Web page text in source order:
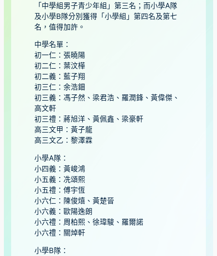
「中學組男子青少年組」第三名；而小學A隊
及小學B隊分別獲得「小學組」第四名及第七
名，值得加許。
中學名單：
初一仁：張曉陽
初二仁：葉汶樺
初二義：藍子翔
初三仁：余浩鈿
初三義：馮子然、梁君浩、羅潤鋒、黃偉傑、
高文軒
初三禮：蔣旭洋、黃佩鑫、梁豪軒
高三文甲：黃子龍
高三文乙：黎澤霖
小學A隊：
小四義：黃峻鴻
小五義：冼頌熙
小五禮：傅宇恆
小六仁：陳俊熺、黃楚晉
小六義：歐陽逸朗
小六禮：周柏熙、徐瑋駿、羅爾諾
小六禮：關焯軒
小學B隊：